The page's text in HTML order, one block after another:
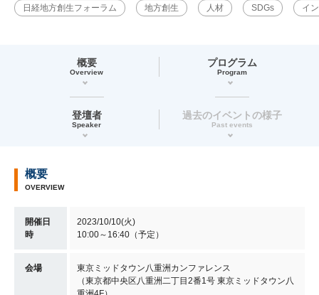
日経地方創生フォーラム 地方創生 人材 SDGs イ
概要
Overview
プログラム
Program
登壇者
Speaker
過去のイベントの様子
Past events
概要
OVERVIEW
開催日
時
2023/10/10(火)
10:00～16:40（予定）
会場
東京ミッドタウン八重洲カンファレンス
（東京都中央区八重洲二丁目2番1号 東京ミッドタウン八